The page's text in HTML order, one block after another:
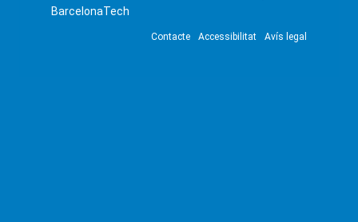
BarcelonaTech
Contacte Accessibilitat Avís legal